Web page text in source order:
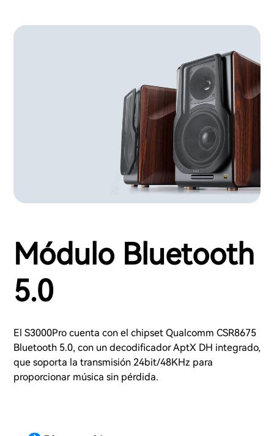
Módulo Bluetooth
5.0
El S3000Pro cuenta con el chipset Qualcomm CSR8675
Bluetooth 5.0, con un decodificador AptX DH integrado,
que soporta la transmisión 24bit/48KHz para
proporcionar música sin pérdida.